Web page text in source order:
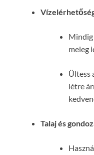
Mindig
meleg
Ültess
létre
Talaj és